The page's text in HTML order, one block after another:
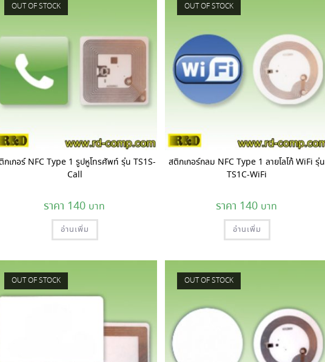
OUT OF STOCK
กเกอร์ NFC Type 1 รูปหูโทรศัพท์ รุ่น TS1S-
Call
140
อ่านเพิ่ม
OUT OF STOCK
สติกเกอร์กลม NFC Type 1 ลายโลโก้ WiFi รุ่น
TS1C-WiFi
140
อ่านเพิ่ม
OUT OF STOCK OUT OF STOCK